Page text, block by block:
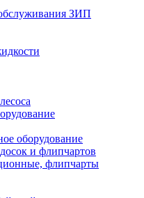
ЗИП
оборудование
и флипчартов
флипчарты